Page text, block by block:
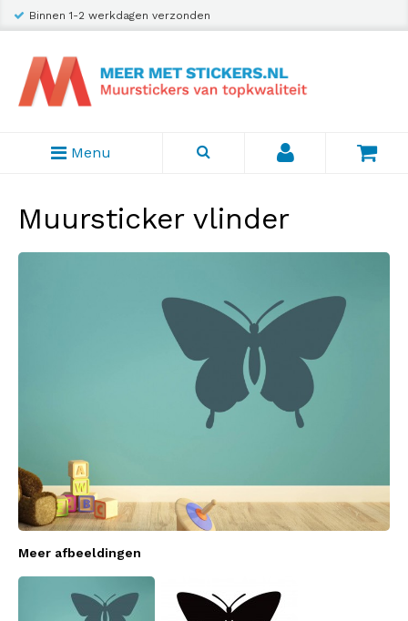
Binnen 1-2 werkdagen verzonden
Menu
Muursticker vlinder
Meer afbeeldingen